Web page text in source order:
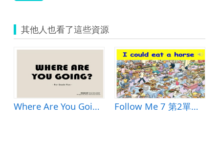
其他人也看了這些資源
Where Are You Going? Follow Me 7 第2單元-I could eat a horse.